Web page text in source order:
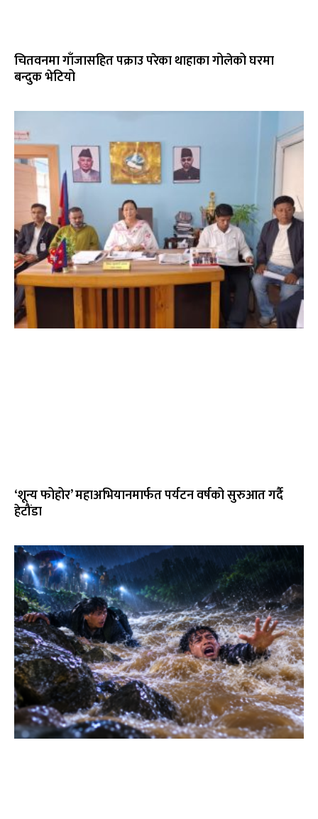
चितवनमा गाँजासहित पक्राउ परेका थाहाका गोलेको घरमा
बन्दुक भेटियो
‘शून्य फोहोर’ महाअभियानमार्फत पर्यटन वर्षको सुरुआत गर्दै
हेटौंडा